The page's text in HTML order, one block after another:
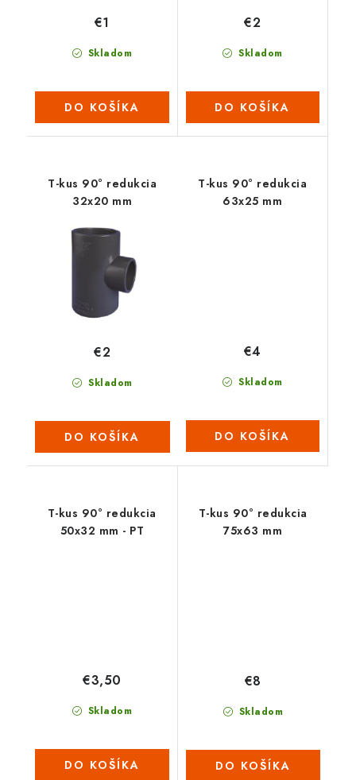
Skladom
€1
DO KOŠÍKA
Skladom
€2
DO KOŠÍKA
T-kus 90° redukcia
32x20 mm
Skladom
€2
DO KOŠÍKA
T-kus 90° redukcia
63x25 mm
Skladom
€4
DO KOŠÍKA
T-kus 90° redukcia
50x32 mm - PT
Skladom
€3,50
DO KOŠÍKA
T-kus 90° redukcia
75x63 mm
Skladom
€8
DO KOŠÍKA